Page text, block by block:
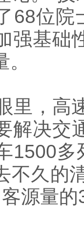
68位院
强基础
，高
解决交
1500
不久的
源量